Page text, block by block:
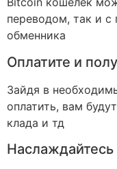
переводом, так и
обменника
Оплатите и
Зайдя в
оплатить, вам
клада и тд
Наслаждайтесь